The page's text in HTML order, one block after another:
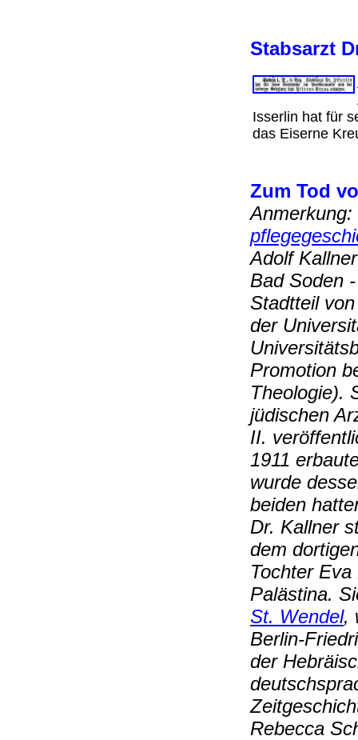
Stabsarzt
Isserlin hat für
das Eiserne
Zum Tod
Adolf
Bad Soden
Stadtteil
der
Promotion
Theologie).
jüdischen
II.
1911
wurde
beiden
Dr. Kallner
dem
Tochter
Palästina.
St. Wendel,
Berlin-
der
Rebecca